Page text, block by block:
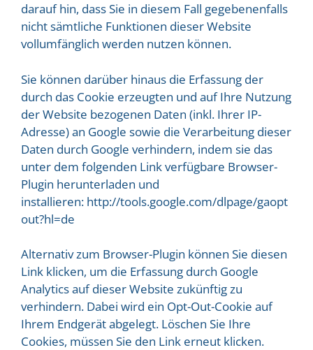
darauf hin, dass Sie in diesem Fall gegebenenfalls
nicht sämtliche Funktionen dieser Website
vollumfänglich werden nutzen können.
Sie können darüber hinaus die Erfassung der
durch das Cookie erzeugten und auf Ihre Nutzung
der Website bezogenen Daten (inkl. Ihrer IP-
Adresse) an Google sowie die Verarbeitung dieser
Daten durch Google verhindern, indem sie das
unter dem folgenden Link verfügbare Browser-
Plugin herunterladen und
installieren: http://tools.google.com/dlpage/gaopt
out?hl=de
Alternativ zum Browser-Plugin können Sie diesen
Link klicken, um die Erfassung durch Google
Analytics auf dieser Website zukünftig zu
verhindern. Dabei wird ein Opt-Out-Cookie auf
Ihrem Endgerät abgelegt. Löschen Sie Ihre
Cookies, müssen Sie den Link erneut klicken.